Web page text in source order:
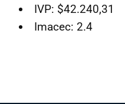
IVP: $42.240,31
Imacec: 2.4